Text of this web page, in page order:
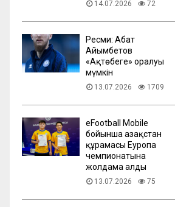
14.07.2026 72
Ресми: Абат
Айымбетов
«Ақтөбеге» оралуы
мүмкін
13.07.2026 1709
eFootball Mobile
бойынша Қазақстан
құрамасы Еуропа
чемпионатына
жолдама алды
13.07.2026 75